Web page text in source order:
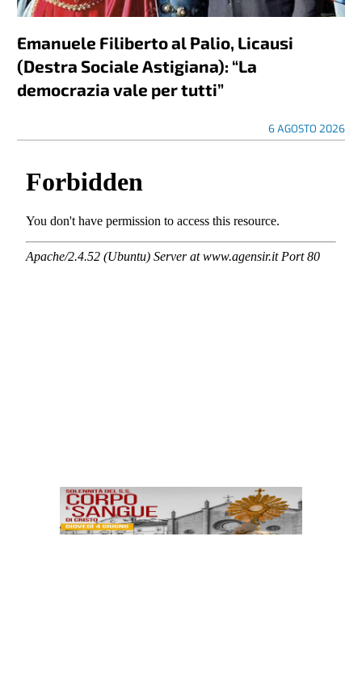
Emanuele Filiberto al Palio, Licausi
(Destra Sociale Astigiana): “La
democrazia vale per tutti”
6 AGOSTO 2026